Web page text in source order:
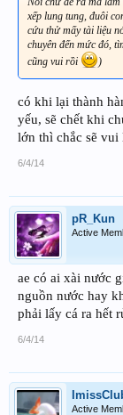
xếp lung tung, đuôi
cứu thử mấy tài liệu
chuyên đến mức đó,
cũng vui rồi
)
có khi lại thành
yếu, sẽ chết khi
lớn thì chắc sẽ vui
6/4/14
pR_Kun
Active
ae có ai xài nước
nguồn nước hay
phải lấy cá ra hết
6/4/14
Active